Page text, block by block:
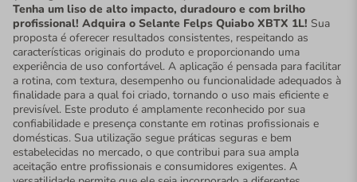
Tenha um liso de alto impacto, duradouro e com brilho
profissional! Adquira o Selante Felps Quiabo XBTX 1L! Sua
proposta é oferecer resultados consistentes, respeitando as
características originais do produto e proporcionando uma
experiência de uso confortável. A aplicação é pensada para facilitar
a rotina, com textura, desempenho ou funcionalidade adequados à
finalidade para a qual foi criado, tornando o uso mais eficiente e
previsível. Este produto é amplamente reconhecido por sua
confiabilidade e presença constante em rotinas profissionais e
domésticas. Sua utilização segue práticas seguras e bem
estabelecidas no mercado, o que contribui para sua ampla
aceitação entre profissionais e consumidores exigentes. A